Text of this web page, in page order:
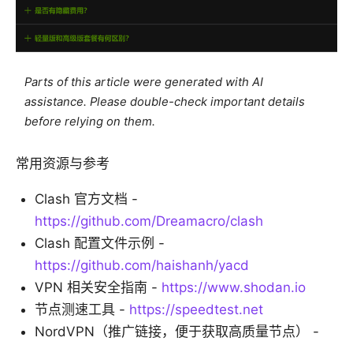
Parts of this article were generated with AI
assistance. Please double-check important details
before relying on them.
常用资源与参考
Clash 官方文档 -
https://github.com/Dreamacro/clash
Clash 配置文件示例 -
https://github.com/haishanh/yacd
VPN 相关安全指南 - https://www.shodan.io
节点测速工具 - https://speedtest.net
NordVPN（推广链接，便于获取高质量节点） -